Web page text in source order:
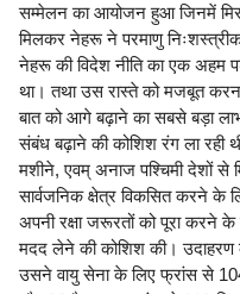
सम्मेलन का आयोजन हुआ जिनमें
मिलकर नेहरू ने परमाणु
नेहरू की विदेश नीति का एक अहम
था। तथा उस रास्ते को मजबूत
बात को आगे बढ़ाने का सबसे बड़ा
संबंध बढ़ाने की कोशिश रंग ला
मशीने, एवम् अनाज पश्चिमी देशों से
सार्वजनिक क्षेत्र विकसित करने के
अपनी रक्षा जरूरतों को पूरा करने
मदद लेने की कोशिश की। उदाहरण
उसने वायु सेना के लिए फ्रांस से